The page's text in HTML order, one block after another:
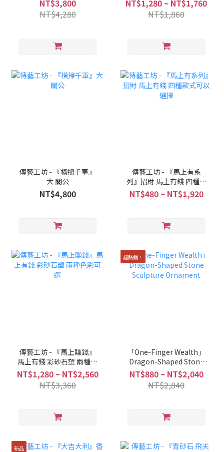
NT$3,800
NT$4,280
NT$1,280 ~ NT$1,760
NT$1,860
傳藝工坊 - 『橫掃千軍』
大 關公
NT$4,800
傳藝工坊 - 『馬上有系
列』招財 馬上有錢 四種款
式可以選擇
NT$480 ~ NT$1,920
傳藝工坊 - 『馬上賺錢』
馬上有錢 彩砂石塑 兩種色
彩可選
NT$1,280 ~ NT$2,560
NT$3,360
超熱銷！
「One-Finger Wealth」
Dragon-Shaped Stone
Sculpture Ornament
NT$880 ~ NT$2,040
NT$2,840
新品